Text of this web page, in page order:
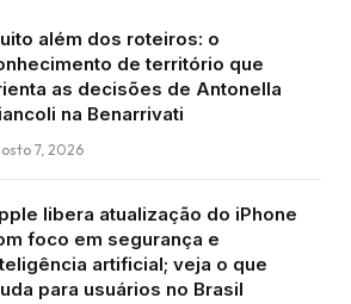
além dos roteiros: o
de território que
as decisões de Antonella
na Benarrivati
7, 2026
libera atualização do iPhone
foco em segurança e
artificial; veja o que
para usuários no Brasil